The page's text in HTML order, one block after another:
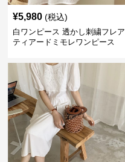
¥5,980 (税込)
白ワンピース 透かし刺繍フレア
ティアードミモレワンピース